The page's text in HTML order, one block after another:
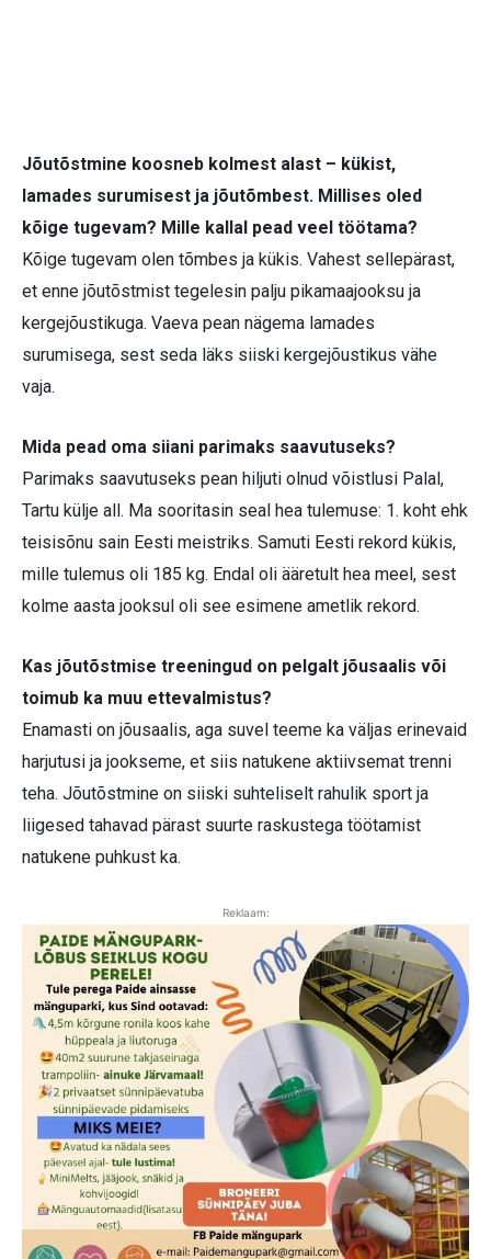
Jõutõstmine koosneb kolmest alast – kükist,
lamades surumisest ja jõutõmbest. Millises oled
kõige tugevam? Mille kallal pead veel töötama?
Kõige tugevam olen tõmbes ja kükis. Vahest sellepärast,
et enne jõutõstmist tegelesin palju pikamaajooksu ja
kergejõustikuga. Vaeva pean nägema lamades
surumisega, sest seda läks siiski kergejõustikus vähe
vaja.
Mida pead oma siiani parimaks saavutuseks?
Parimaks saavutuseks pean hiljuti olnud võistlusi Palal,
Tartu külje all. Ma sooritasin seal hea tulemuse: 1. koht ehk
teisisõnu sain Eesti meistriks. Samuti Eesti rekord kükis,
mille tulemus oli 185 kg. Endal oli ääretult hea meel, sest
kolme aasta jooksul oli see esimene ametlik rekord.
Kas jõutõstmise treeningud on pelgalt jõusaalis või
toimub ka muu ettevalmistus?
Enamasti on jõusaalis, aga suvel teeme ka väljas erinevaid
harjutusi ja jookseme, et siis natukene aktiivsemat trenni
teha. Jõutõstmine on siiski suhteliselt rahulik sport ja
liigesed tahavad pärast suurte raskustega töötamist
natukene puhkust ka.
Reklaam: